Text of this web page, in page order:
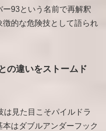
93という名前で再解釈
徴的な危険技として語られ
の違いをストームド
は見た目こそパイルドラ
はダブルアンダーフック